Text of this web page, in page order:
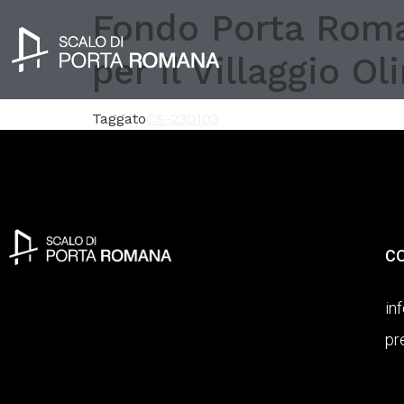
Fondo Porta
per il Villaggio
Taggato